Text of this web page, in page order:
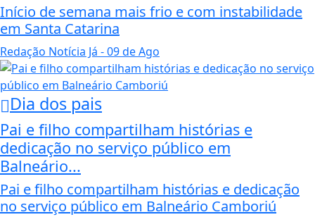
Início de semana mais frio e com instabilidade
em Santa Catarina
Redação Notícia Já - 09 de Ago
Dia dos pais
Pai e filho compartilham histórias e
dedicação no serviço público em
Balneário...
Pai e filho compartilham histórias e dedicação
no serviço público em Balneário Camboriú